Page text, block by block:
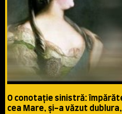
O conotaţie sinistră:
cea Mare, şi-a văzut